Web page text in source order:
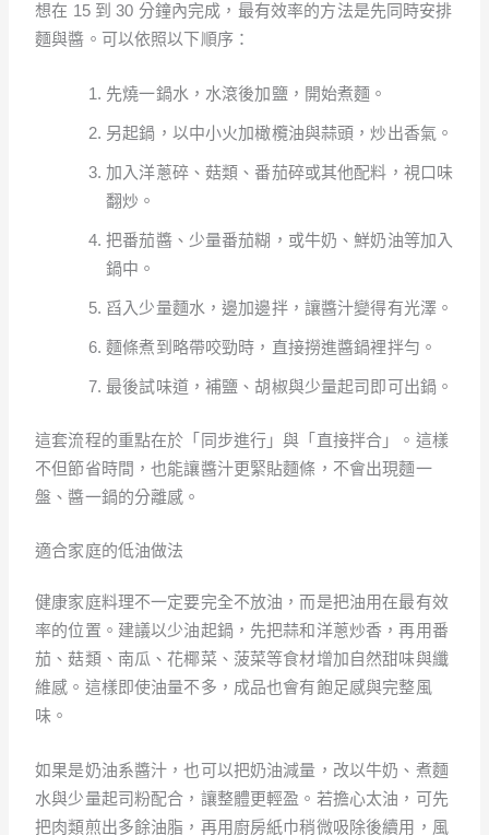
想在 15 到 30 分鐘內完成，最有效率的方法是先同時安排
麵與醬。可以依照以下順序：
先燒一鍋水，水滾後加鹽，開始煮麵。
另起鍋，以中小火加橄欖油與蒜頭，炒出香氣。
加入洋蔥碎、菇類、番茄碎或其他配料，視口味
翻炒。
把番茄醬、少量番茄糊，或牛奶、鮮奶油等加入
鍋中。
舀入少量麵水，邊加邊拌，讓醬汁變得有光澤。
麵條煮到略帶咬勁時，直接撈進醬鍋裡拌勻。
最後試味道，補鹽、胡椒與少量起司即可出鍋。
這套流程的重點在於「同步進行」與「直接拌合」。這樣
不但節省時間，也能讓醬汁更緊貼麵條，不會出現麵一
盤、醬一鍋的分離感。
適合家庭的低油做法
健康家庭料理不一定要完全不放油，而是把油用在最有效
率的位置。建議以少油起鍋，先把蒜和洋蔥炒香，再用番
茄、菇類、南瓜、花椰菜、菠菜等食材增加自然甜味與纖
維感。這樣即使油量不多，成品也會有飽足感與完整風
味。
如果是奶油系醬汁，也可以把奶油減量，改以牛奶、煮麵
水與少量起司粉配合，讓整體更輕盈。若擔心太油，可先
把肉類煎出多餘油脂，再用廚房紙巾稍微吸除後續用，風